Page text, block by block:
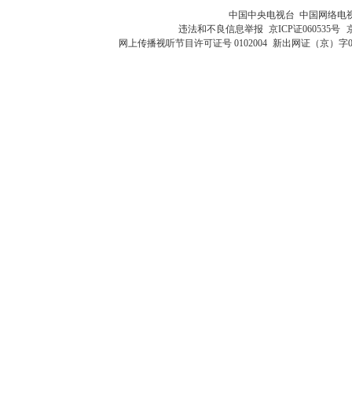
中国中央电视台 中国网络电
违法和不良信息举报 京ICP证060535号
网上传播视听节目许可证号 0102004 新出网证（京）